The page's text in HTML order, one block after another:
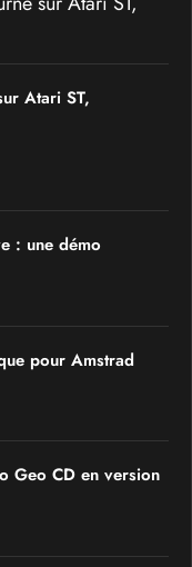
Atari ST,
: une démo
pour Amstrad
Geo CD en version